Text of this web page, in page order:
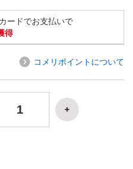
ードでお支払いで
得
コメリポイントについて